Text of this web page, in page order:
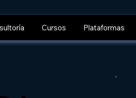
Cursos Plataformas